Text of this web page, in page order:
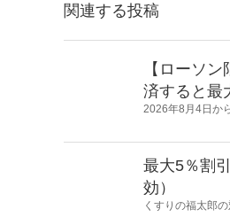
関連する投稿
【ローソ
済すると最
2026年8月4日か
最大5％割
効）
くすりの福太郎